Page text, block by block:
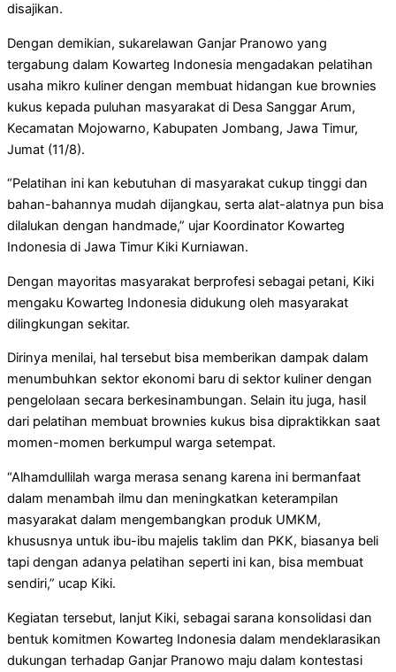
disajikan.
Dengan demikian, sukarelawan Ganjar Pranowo yang
tergabung dalam Kowarteg Indonesia mengadakan pelatihan
usaha mikro kuliner dengan membuat hidangan kue brownies
kukus kepada puluhan masyarakat di Desa Sanggar Arum,
Kecamatan Mojowarno, Kabupaten Jombang, Jawa Timur,
Jumat (11/8).
“Pelatihan ini kan kebutuhan di masyarakat cukup tinggi dan
bahan-bahannya mudah dijangkau, serta alat-alatnya pun bisa
dilalukan dengan handmade,” ujar Koordinator Kowarteg
Indonesia di Jawa Timur Kiki Kurniawan.
Dengan mayoritas masyarakat berprofesi sebagai petani, Kiki
mengaku Kowarteg Indonesia didukung oleh masyarakat
dilingkungan sekitar.
Dirinya menilai, hal tersebut bisa memberikan dampak dalam
menumbuhkan sektor ekonomi baru di sektor kuliner dengan
pengelolaan secara berkesinambungan. Selain itu juga, hasil
dari pelatihan membuat brownies kukus bisa dipraktikkan saat
momen-momen berkumpul warga setempat.
“Alhamdullilah warga merasa senang karena ini bermanfaat
dalam menambah ilmu dan meningkatkan keterampilan
masyarakat dalam mengembangkan produk UMKM,
khususnya untuk ibu-ibu majelis taklim dan PKK, biasanya beli
tapi dengan adanya pelatihan seperti ini kan, bisa membuat
sendiri,” ucap Kiki.
Kegiatan tersebut, lanjut Kiki, sebagai sarana konsolidasi dan
bentuk komitmen Kowarteg Indonesia dalam mendeklarasikan
dukungan terhadap Ganjar Pranowo maju dalam kontestasi